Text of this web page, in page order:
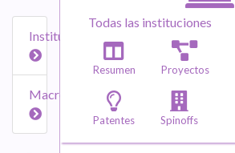
Instituciones
Macroáreas
Todas las instituciones
Resumen Proyectos
Patentes Spinoffs